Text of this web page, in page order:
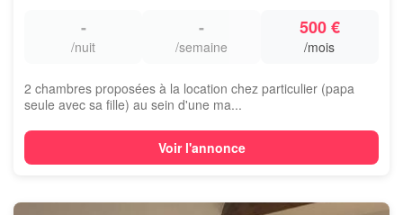
-
/nuit
-
/semaine
500 €
/mois
2 chambres proposées à la location chez particulier (papa
seule avec sa fille) au sein d'une ma...
Voir l'annonce